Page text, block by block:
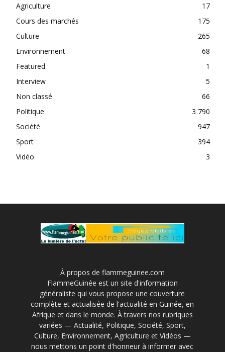
Agriculture
17
Cours des marchés
175
Culture
265
Environnement
68
Featured
1
Interview
5
Non classé
66
Politique
3 790
Société
947
Sport
394
Vidéo
3
À propos de flammeguinee.com
FlammeGuinée est un site d'information
généraliste qui vous propose une couverture
complète et actualisée de l'actualité en Guinée, en
Afrique et dans le monde. À travers nos rubriques
variées — Actualité, Politique, Société, Sport,
Culture, Environnement, Agriculture et Vidéos —
nous mettons un point d'honneur à informer avec